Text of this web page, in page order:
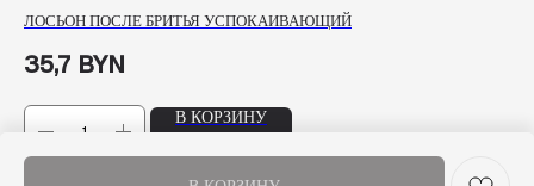
ЛОСЬОН ПОСЛЕ БРИТЬЯ УСПОКАИВАЮЩИЙ
35,7 BYN
В КОРЗИНУ